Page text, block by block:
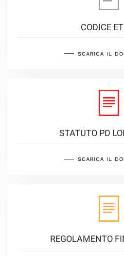
CODICE
SCARICA IL
STATUTO PD
SCARICA IL
REGOLAMENTO